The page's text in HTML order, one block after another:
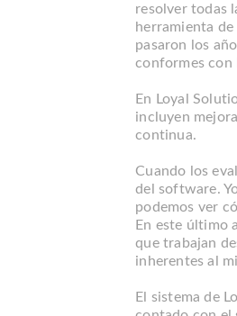
resolver todas
herramienta
pasaron los
conformes con
En Loyal
incluyen
continua.
Cuando los
del software.
podemos ver
En este último
que trabajan
inherentes al
El sistema de